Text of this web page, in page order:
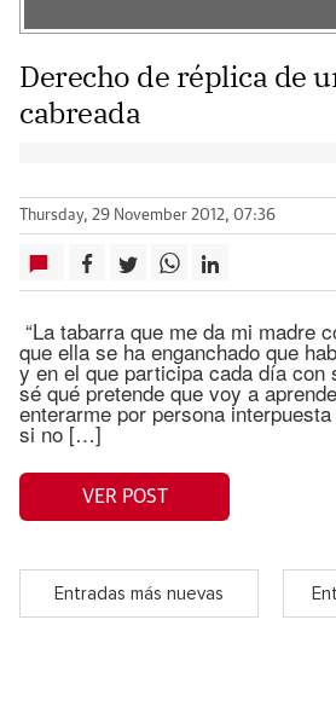
Derecho de réplica de
cabreada
Thursday, 29 November 2012, 07:36
“La tabarra que me da mi madre
que ella se ha enganchado que
y en el que participa cada día con
sé qué pretende que voy a
enterarme por persona
si no […]
VER POST
Entradas más nuevas